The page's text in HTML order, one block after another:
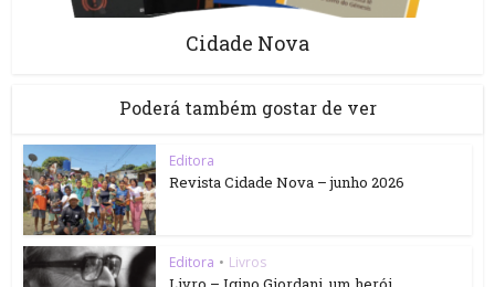
Cidade Nova
Poderá também gostar de ver
Editora
Revista Cidade Nova – junho 2026
Editora • Livros